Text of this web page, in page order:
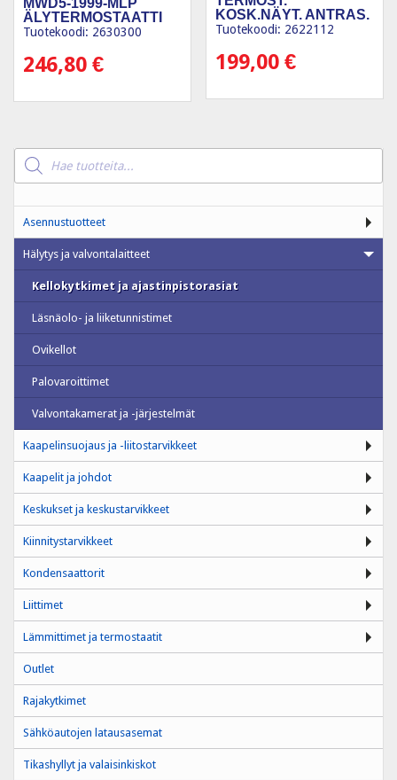
ÄLYTERMOSTAATTI
Tuotekoodi: 2630300
246,80 €
KOSK.NÄYT. ANTRAS.
Tuotekoodi: 2622112
199,00€
Products
search
Asennustuotteet
Hälytys ja valvontalaitteet
Kellokytkimet ja ajastinpistorasiat
Läsnäolo- ja liiketunnistimet
Ovikellot
Palovaroittimet
Valvontakamerat ja -järjestelmät
Kaapelinsuojaus ja -liitostarvikkeet
Kaapelit ja johdot
Keskukset ja keskustarvikkeet
Kiinnitystarvikkeet
Kondensaattorit
Liittimet
Lämmittimet ja termostaatit
Outlet
Rajakytkimet
Sähköautojen latausasemat
Tikashyllyt ja valaisinkiskot